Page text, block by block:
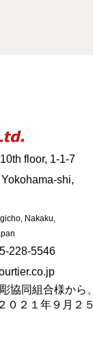
floor, 1-1-7
shi,
Nakaku,
228-5546
協同組合様から、
０２１年９月２５